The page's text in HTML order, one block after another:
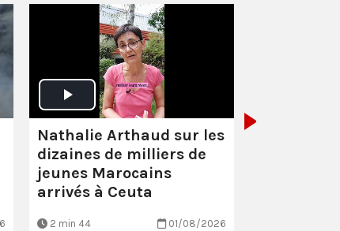
Nathalie Arthaud sur les
dizaines de milliers de
jeunes Marocains
arrivés à Ceuta
2 min 44 01/08/2026